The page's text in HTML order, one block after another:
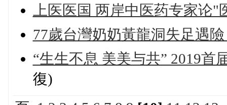
上医医国 两岸中医药专家论
77歲台灣奶奶黃龍洞失足遇
“生生不息 美美与共” 2019首
復)